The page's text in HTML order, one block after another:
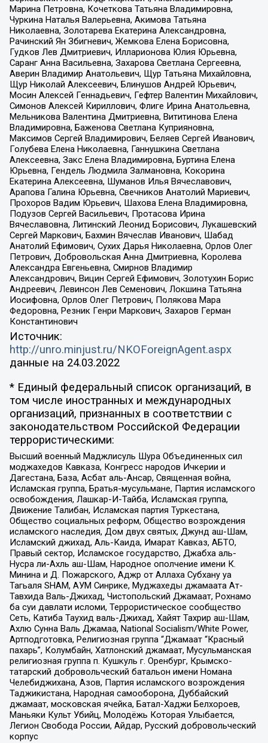
Марина Петровна, Кочеткова Татьяна Владимировна,
Чуркина Наталья Валерьевна, Акимова Татьяна
Николаевна, Золотарева Екатерина Александровна,
Рачинский Ян Збигневич, Жемкова Елена Борисовна,
Гудков Лев Дмитриевич, Илларионова Юлия Юрьевна,
Саранг Анна Васильевна, Захарова Светлана Сергеевна,
Аверин Владимир Анатольевич, Щур Татьяна Михайловна,
Щур Николай Алексеевич, Блинушов Андрей Юрьевич,
Мосин Алексей Геннадьевич, Гефтер Валентин Михайлович,
Симонов Алексей Кириллович, Флиге Ирина Анатольевна,
Мельникова Валентина Дмитриевна, Вититинова Елена
Владимировна, Баженова Светлана Куприяновна,
Максимов Сергей Владимирович, Беляев Сергей Иванович,
Голубева Елена Николаевна, Ганнушкина Светлана
Алексеевна, Закс Елена Владимировна, Буртина Елена
Юрьевна, Гендель Людмила Залмановна, Кокорина
Екатерина Алексеевна, Шуманов Илья Вячеславович,
Арапова Галина Юрьевна, Свечников Анатолий Мариевич,
Прохоров Вадим Юрьевич, Шахова Елена Владимировна,
Подузов Сергей Васильевич, Протасова Ирина
Вячеславовна, Литинский Леонид Борисович, Лукашевский
Сергей Маркович, Бахмин Вячеслав Иванович, Шабад
Анатолий Ефимович, Сухих Дарья Николаевна, Орлов Олег
Петрович, Добровольская Анна Дмитриевна, Королева
Александра Евгеньевна, Смирнов Владимир
Александрович, Вицин Сергей Ефимович, Золотухин Борис
Андреевич, Левинсон Лев Семенович, Локшина Татьяна
Иосифовна, Орлов Олег Петрович, Полякова Мара
Федоровна, Резник Генри Маркович, Захаров Герман
Константинович
Источник:
http://unro.minjust.ru/NKOForeignAgent.aspx
данные на 24.03.2022
* Единый федеральный список организаций, в
том числе иностранных и международных
организаций, признанных в соответствии с
законодательством Российской Федерации
террористическими:
Высший военный Маджлисуль Шура Объединенных сил
моджахедов Кавказа, Конгресс народов Ичкерии и
Дагестана, База, Асбат аль-Ансар, Священная война,
Исламская группа, Братья-мусульмане, Партия исламского
освобождения, Лашкар-И-Тайба, Исламская группа,
Движение Талибан, Исламская партия Туркестана,
Общество социальных реформ, Общество возрождения
исламского наследия, Дом двух святых, Джунд аш-Шам,
Исламский джихад, Аль-Каида, Имарат Кавказ, АБТО,
Правый сектор, Исламское государство, Джабха аль-
Нусра ли-Ахль аш-Шам, Народное ополчение имени К.
Минина и Д. Пожарского, Аджр от Аллаха Субхану уа
Тагьаля SHAM, АУМ Синрике, Муджахеды джамаата Ат-
Тавхида Валь-Джихад, Чистопольский Джамаат, Рохнамо
ба суи давлати исломи, Террористическое сообщество
Сеть, Катиба Таухид валь-Джихад, Хайят Тахрир аш-Шам,
Ахлю Сунна Валь Джамаа, National Socialism/White Power,
Артподготовка, Религиозная группа “Джамаат “Красный
пахарь”, Колумбайн, Хатлонский джамаат, Мусульманская
религиозная группа п. Кушкуль г. Оренбург, Крымско-
татарский добровольческий батальон имени Номана
Челебиджихана, Азов, Партия исламского возрождения
Таджикистана, Народная самооборона, Дуббайский
джамаат, московская ячейка, Батал-Хаджи Белхороев,
Маньяки Культ Убийц, Молодёжь Которая Улыбается,
Легион Свобода России, Айдар, Русский добровольческий
корпус